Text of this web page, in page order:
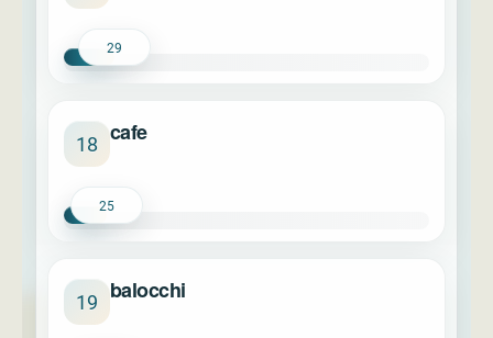
29
18 cafe
25
19 balocchi